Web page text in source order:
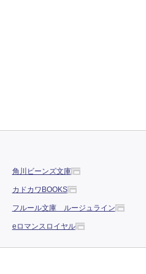
角川ビーンズ文庫
カドカワBOOKS
フルール文庫 ルージュライン
eロマンスロイヤル